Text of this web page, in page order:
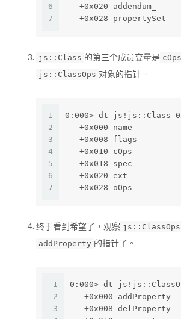
6
7
+0x020 addendum_
+0x028 propertySet
js::Class 的第三个成员变量是 cOps
js::ClassOps 对象的指针。
1
2
3
4
5
6
7
0:000> dt js!js::Class
+0x000 name
+0x008 flags
+0x010 cOps
+0x018 spec
+0x020 ext
+0x028 oOps
终于看到希望了，观察 js::ClassOps
addProperty 的指针了。
1
2
3
0:000> dt
+0x000 addProperty
+0x008 delProperty